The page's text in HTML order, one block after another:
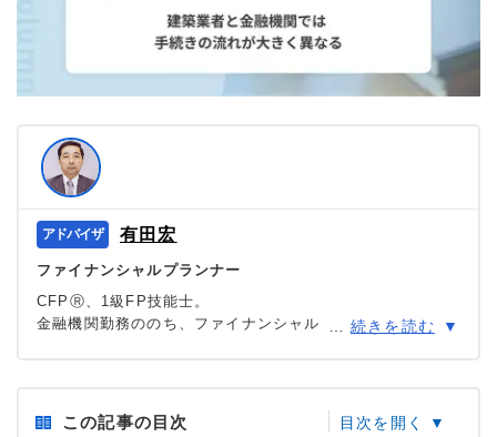
有田宏
ファイナンシャルプランナー
CFPⓇ、1級FP技能士。
金融機関勤務ののち、ファイナンシャルプランナー。NPO
続きを読む
この記事の目次